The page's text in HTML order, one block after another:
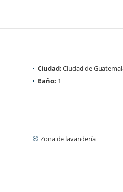
Ciudad: Ciudad de
Baño: 1
Zona de lavandería